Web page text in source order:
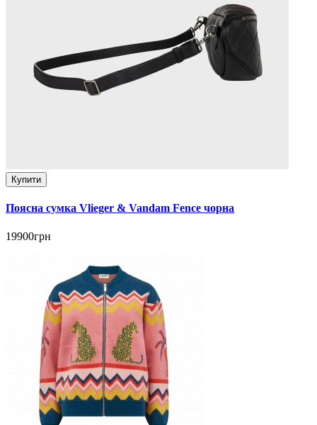
Купити
Поясна сумка Vlieger & Vandam Fence чорна
19900грн